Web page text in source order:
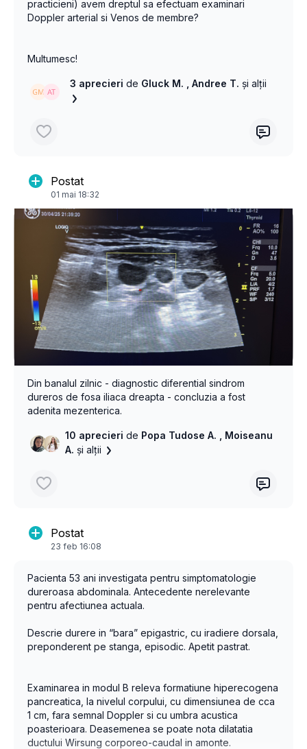
practicieni) avem dreptul sa efectuam examinari
Doppler arterial si Venos de membre?
Multumesc!
3 aprecieri de Gluck M. , Andree T. și alții
Postat
01 mai 18:32
Din banalul zilnic - diagnostic diferential sindrom
dureros de fosa iliaca dreapta - concluzia a fost
adenita mezenterica.
10 aprecieri de Popa Tudose A.
, Moiseanu
A. și alții
Postat
23 feb 16:08
Pacienta 53 ani investigata pentru simptomatologie
dureroasa abdominala. Antecedente nerelevante
pentru afectiunea actuala.
Descrie durere in “bara” epigastric, cu iradiere dorsala,
preponderent pe stanga, episodic. Apetit pastrat.
Examinarea in modul B releva formatiune hiperecogena
pancreatica, la nivelul corpului, cu dimensiunea de cca
1 cm, fara semnal Doppler si cu umbra acustica
poasterioara. Deasemenea se poate nota dilatatia
ductului Wirsung corporeo-caudal in amonte.